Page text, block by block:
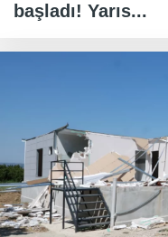
başladı! Yarıs...